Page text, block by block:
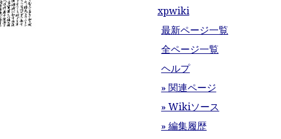
xpwiki
最新ページ一覧
全ページ一覧
ヘルプ
» 関連ページ
» Wikiソース
» 編集履歴